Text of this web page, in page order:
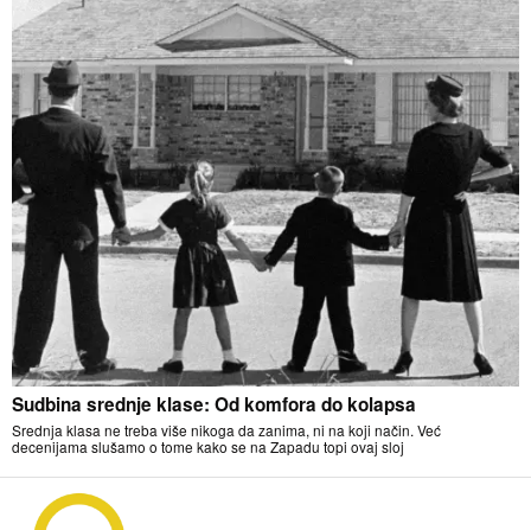
Sudbina srednje klase: Od komfora do kolapsa
Srednja klasa ne treba više nikoga da zanima, ni na koji način. Već
decenijama slušamo o tome kako se na Zapadu topi ovaj sloj